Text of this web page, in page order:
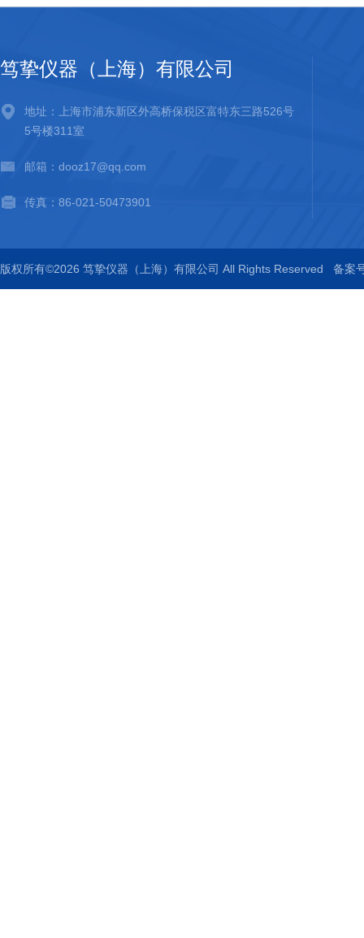
笃挚仪器（上海）有限公司
地址：上海市浦东新区外高桥保税区富特东三路526号
5号楼311室
邮箱：dooz17@qq.com
传真：86-021-50473901
版权所有©2026 笃挚仪器（上海）有限公司 All Rights Reserved 备案